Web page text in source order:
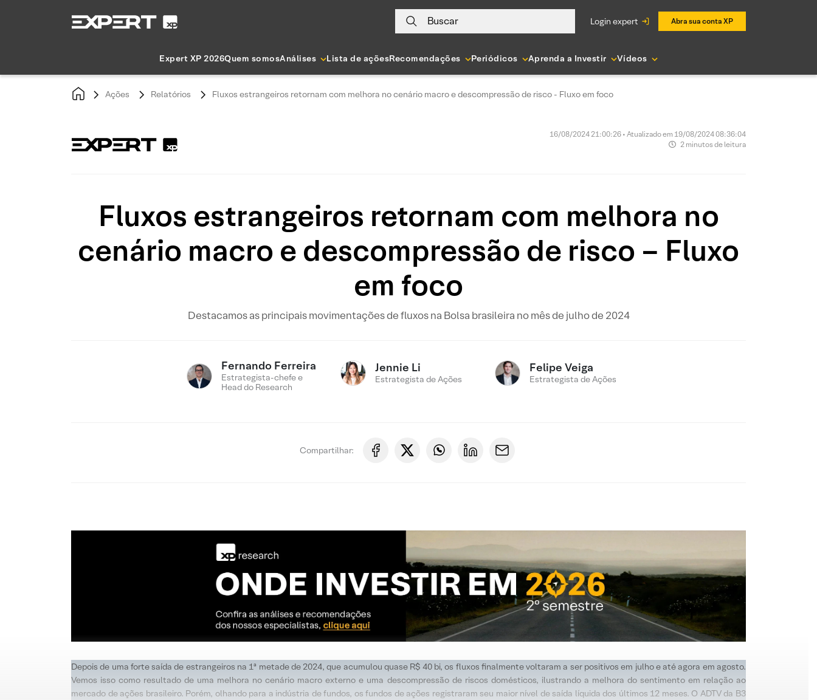
Buscar login expert Abra sua conta XP
Expert XP 2026Quem somosAnálises Lista de açõesRecomendações Periódicos Aprenda a Investir Vídeos
Ações Relatórios Fluxos estrangeiros retornam com melhora no cenário macro e descompressão de risco - Fluxo em foco
16/08/2024 21:00:26 • Atualizado em 19/08/2024 08:36:04
2 minutos de leitura
Fluxos estrangeiros retornam com melhora no
cenário macro e descompressão de risco – Fluxo
em foco
Destacamos as principais movimentações de fluxos na Bolsa brasileira no mês de julho de 2024
Fernando Ferreira
Estrategista-chefe e
Head do Research
Jennie Li
Estrategista de Ações
Felipe Veiga
Estrategista de Ações
Compartilhar:
Depois de uma forte saída de estrangeiros na 1ª metade de 2024, que acumulou quase R$ 40 bi, os fluxos finalmente voltaram a ser positivos em julho e até agora em agosto.
Vemos isso como resultado de uma melhora no cenário macro externo e uma descompressão de riscos domésticos, ilustrando a melhora do sentimento em relação ao
mercado de ações brasileiro. Porém, olhando para a indústria de fundos, os fundos de ações registraram seu maior nível de saída líquida dos últimos 12 meses. O ADTV da B3